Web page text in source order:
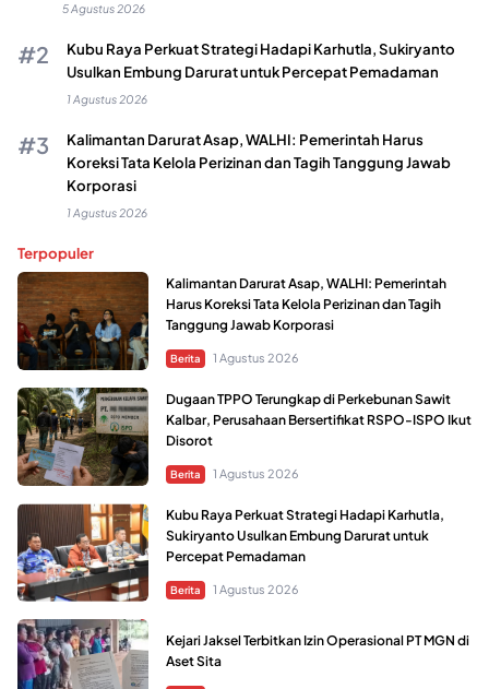
5 Agustus 2026
Kubu Raya Perkuat Strategi Hadapi Karhutla, Sukiryanto
Usulkan Embung Darurat untuk Percepat Pemadaman
1 Agustus 2026
Kalimantan Darurat Asap, WALHI: Pemerintah Harus
Koreksi Tata Kelola Perizinan dan Tagih Tanggung Jawab
Korporasi
1 Agustus 2026
Terpopuler
Kalimantan Darurat Asap, WALHI: Pemerintah
Harus Koreksi Tata Kelola Perizinan dan Tagih
Tanggung Jawab Korporasi
Berita 1 Agustus 2026
Dugaan TPPO Terungkap di Perkebunan Sawit
Kalbar, Perusahaan Bersertifikat RSPO-ISPO Ikut
Disorot
Berita 1 Agustus 2026
Kubu Raya Perkuat Strategi Hadapi Karhutla,
Sukiryanto Usulkan Embung Darurat untuk
Percepat Pemadaman
Berita 1 Agustus 2026
Kejari Jaksel Terbitkan Izin Operasional PT MGN di
Aset Sita